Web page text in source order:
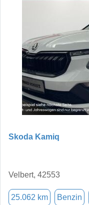
Skoda Kamiq
Velbert, 42553
25.062 km Benzin